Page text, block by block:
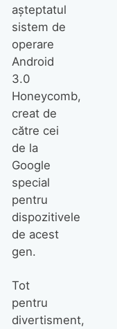
aşteptatul
sistem de
operare
Android
3.0
Honeycomb,
creat de
către cei
de la
Google
special
pentru
dispozitivele
de acest
gen.
Tot
pentru
divertisment,